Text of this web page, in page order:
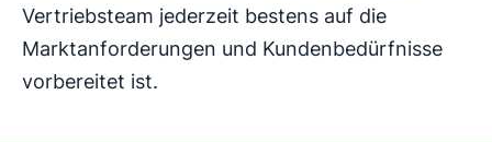
Vertriebsteam jederzeit bestens auf die
Marktanforderungen und Kundenbedürfnisse
vorbereitet ist.